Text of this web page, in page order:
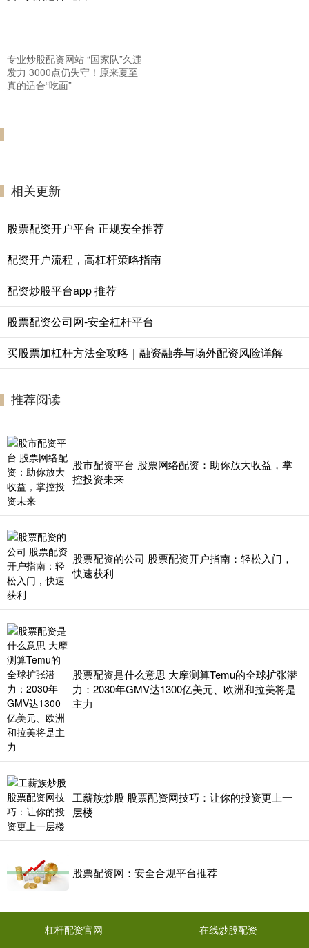
专业炒股配资网站 “国家队”久违
发力 3000点仍失守！原来夏至
真的适合“吃面”
相关更新
股票配资开户平台 正规安全推荐
配资开户流程，高杠杆策略指南
配资炒股平台app 推荐
股票配资公司网-安全杠杆平台
买股票加杠杆方法全攻略｜融资融券与场外配资风险详解
推荐阅读
股市配资平台 股票网络配资：助你放大收益，掌
控投资未来
股票配资的公司 股票配资开户指南：轻松入门，
快速获利
股票配资是什么意思 大摩测算Temu的全球扩张潜
力：2030年GMV达1300亿美元、欧洲和拉美将是
主力
工薪族炒股 股票配资网技巧：让你的投资更上一
层楼
股票配资网：安全合规平台推荐
杠杆配资官网 在线炒股配资